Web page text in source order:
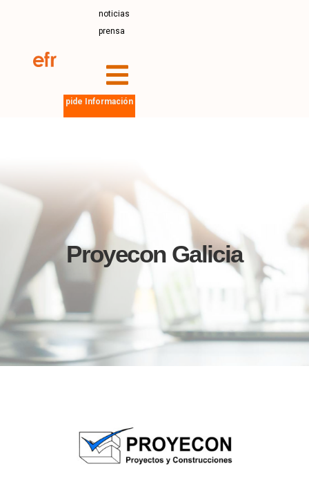
noticias
prensa
pide Información
Proyecon Galicia